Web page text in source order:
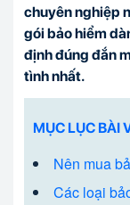
chuyên nghiệp
gói bảo hiểm
định đúng đắn
tình nhất.
MỤC LỤC BÀI
Nên mua
Các loại